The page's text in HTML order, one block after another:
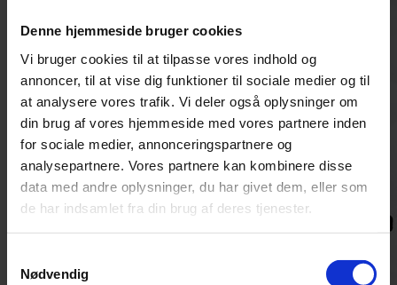
Denne hjemmeside bruger cookies
Vi bruger cookies til at tilpasse vores indhold og
annoncer, til at vise dig funktioner til sociale medier og til
at analysere vores trafik. Vi deler også oplysninger om
din brug af vores hjemmeside med vores partnere inden
for sociale medier, annonceringspartnere og
analysepartnere. Vores partnere kan kombinere disse
data med andre oplysninger, du har givet dem, eller som
de har indsamlet fra din brug af deres tjenester.
Nødvendig